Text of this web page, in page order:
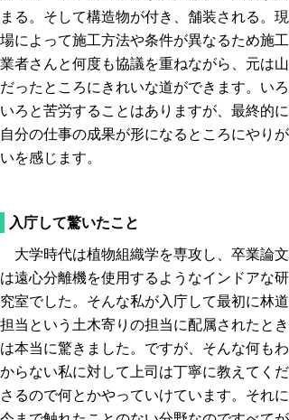
まる。そして構造物が付き、舗装される。現
場によって施工方法や条件が異なるため施工
業者さんと何度も協議を重ねながら、元は山
だったところにきれいな道ができます。いろ
いろと苦労することはありますが、最終的に
自分の仕事の成果が形になるところにやりが
いを感じます。
入庁して驚いたこと
大学時代は植物組織学を専攻し、卒業論文
は遠心分離機を使用するようなインドアな研
究室でした。そんな私が入庁して最初に林道
担当という土木寄りの担当に配属されたとき
は本当に驚きました。ですが、そんな何もわ
からない私に対して上司は丁寧に教えてくだ
さるので何とかやっていけています。それに